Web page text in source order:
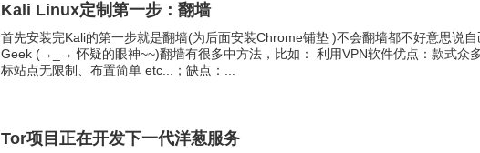
Kali Linux定制第一步：翻墙
首先安装完Kali的第一步就是翻墙(为后面安装Chrome铺垫 )不会翻墙都不好意思说自
Geek (→_→ 怀疑的眼神~~)翻墙有很多中方法，比如： 利用VPN软件优点：款式众
标站点无限制、布置简单 etc...；缺点：...
Tor项目正在开发下一代洋葱服务